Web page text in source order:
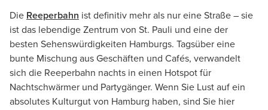
Die Reeperbahn ist definitiv mehr als nur eine Straße – sie
ist das lebendige Zentrum von St. Pauli und eine der
besten Sehenswürdigkeiten Hamburgs. Tagsüber eine
bunte Mischung aus Geschäften und Cafés, verwandelt
sich die Reeperbahn nachts in einen Hotspot für
Nachtschwärmer und Partygänger. Wenn Sie Lust auf ein
absolutes Kulturgut von Hamburg haben, sind Sie hier